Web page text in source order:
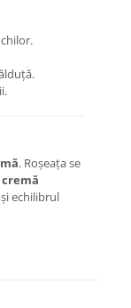
. Roșeața se
cremă
echilibrul